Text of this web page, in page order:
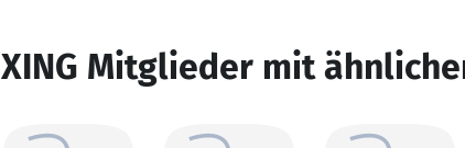
XING Mitglieder mit